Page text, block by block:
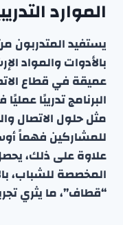
الموارد
يستفيد المتدربون
بالأدوات والمواد
عميقة في قطاع
البرنامج تدريبًا
مثل حلول الاتصال
للمشاركين فهماً
المخصصة للشباب،
“قطاف”، ما يثري